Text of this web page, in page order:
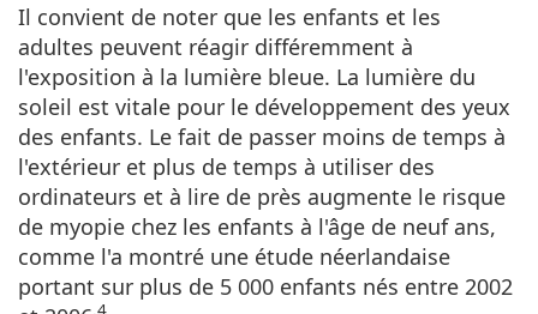
Il convient de noter que les enfants et les
adultes peuvent réagir différemment à
l'exposition à la lumière bleue. La lumière du
soleil est vitale pour le développement des yeux
des enfants. Le fait de passer moins de temps à
l'extérieur et plus de temps à utiliser des
ordinateurs et à lire de près augmente le risque
de myopie chez les enfants à l'âge de neuf ans,
comme l'a montré une étude néerlandaise
portant sur plus de 5 000 enfants nés entre 2002